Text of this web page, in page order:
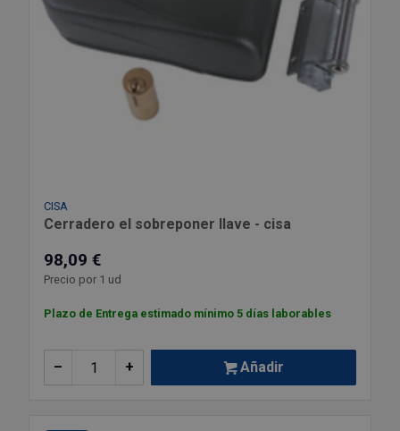
CISA
Cerradero el sobreponer llave - cisa
98,09 €
Precio por 1 ud
Plazo de Entrega estimado mínimo 5 días laborables
+
– Añadir